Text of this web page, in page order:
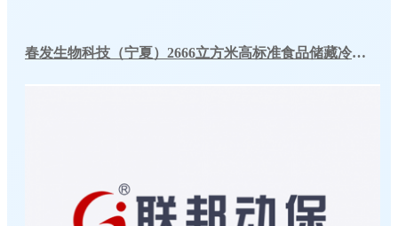
春发生物科技（宁夏）2666立方米高标准食品储藏冷库工程案例